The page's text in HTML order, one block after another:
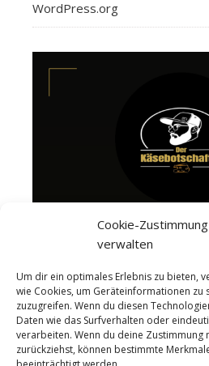
Cookie-Zustimmung
verwalten
Um dir ein optimales Erlebnis zu bieten,
wie Cookies, um Geräteinformationen
zuzugreifen. Wenn du diesen
Daten wie das Surfverhalten oder
verarbeiten. Wenn du deine Zustimmung
zurückziehst, können bestimmte
WordPress.org